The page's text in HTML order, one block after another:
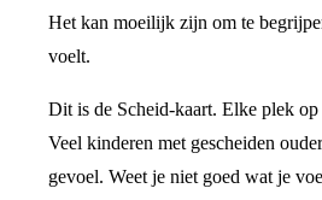
Het kan moeilijk zijn om te
voelt.
Dit is de Scheid-kaart. Elke plek op
Veel kinderen met gescheiden
gevoel. Weet je niet goed wat je